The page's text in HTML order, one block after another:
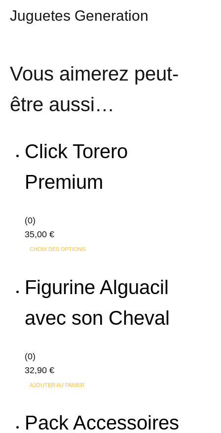
Juguetes Generation
Vous aimerez peut-
être aussi…
Click Torero
Premium
(0)
35,00 €
CHOIX DES OPTIONSCe
plusieurs
Les
du
Figurine Alguacil
avec son Cheval
(0)
32,90 €
AJOUTER AU PANIER
Pack Accessoires